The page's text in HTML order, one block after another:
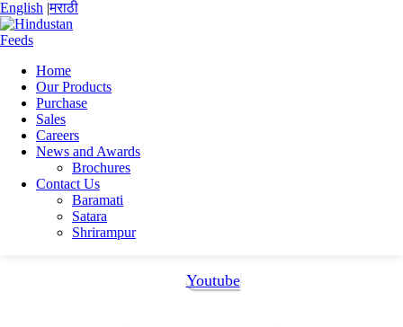
English |मराठी
Home
Our Products
Purchase
Sales
Careers
News and Awards
Brochures
Contact Us
Baramati
Satara
Shrirampur
Home
Prakash Kumar
Resume – Prakash Kumar – Food QA
Resume – Prakash Kumar – Food QA
Resume - Prakash Kumar - Food QA
Youtube